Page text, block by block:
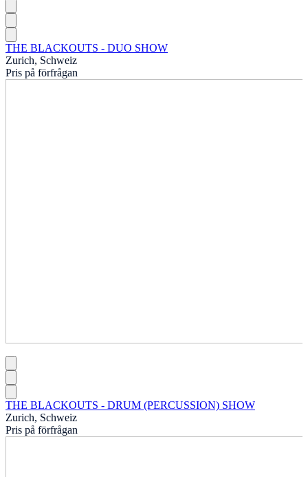
THE BLACKOUTS - DUO SHOW
Zurich, Schweiz
Pris på förfrågan
THE BLACKOUTS - DRUM (PERCUSSION) SHOW
Zurich, Schweiz
Pris på förfrågan